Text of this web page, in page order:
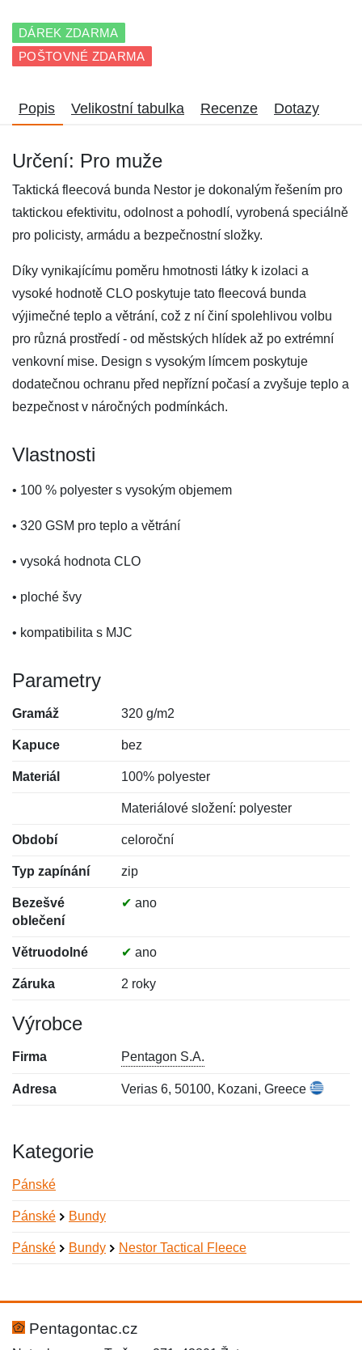
DÁREK ZDARMA
POŠTOVNÉ ZDARMA
Popis Velikostní tabulka Recenze Dotazy
Určení: Pro muže
Taktická fleecová bunda Nestor je dokonalým řešením pro
taktickou efektivitu, odolnost a pohodlí, vyrobená speciálně
pro policisty, armádu a bezpečnostní složky.
Díky vynikajícímu poměru hmotnosti látky k izolaci a
vysoké hodnotě CLO poskytuje tato fleecová bunda
výjimečné teplo a větrání, což z ní činí spolehlivou volbu
pro různá prostředí - od městských hlídek až po extrémní
venkovní mise. Design s vysokým límcem poskytuje
dodatečnou ochranu před nepřízní počasí a zvyšuje teplo a
bezpečnost v náročných podmínkách.
Vlastnosti
• 100 % polyester s vysokým objemem
• 320 GSM pro teplo a větrání
• vysoká hodnota CLO
• ploché švy
• kompatibilita s MJC
Parametry
Gramáž 320 g/m2
Kapuce bez
Materiál 100% polyester
Materiálové složení: polyester
Období celoroční
Typ zapínání zip
Bezešvé
oblečení
✔ ano
Větruodolné ✔ ano
Záruka 2 roky
Výrobce
Firma Pentagon S.A.
Adresa Verias 6, 50100, Kozani, Greece
Kategorie
Pánské
Pánské Bundy
Pánské Bundy Nestor Tactical Fleece
Hodnocení:
Jméno:
Pentagontac.cz